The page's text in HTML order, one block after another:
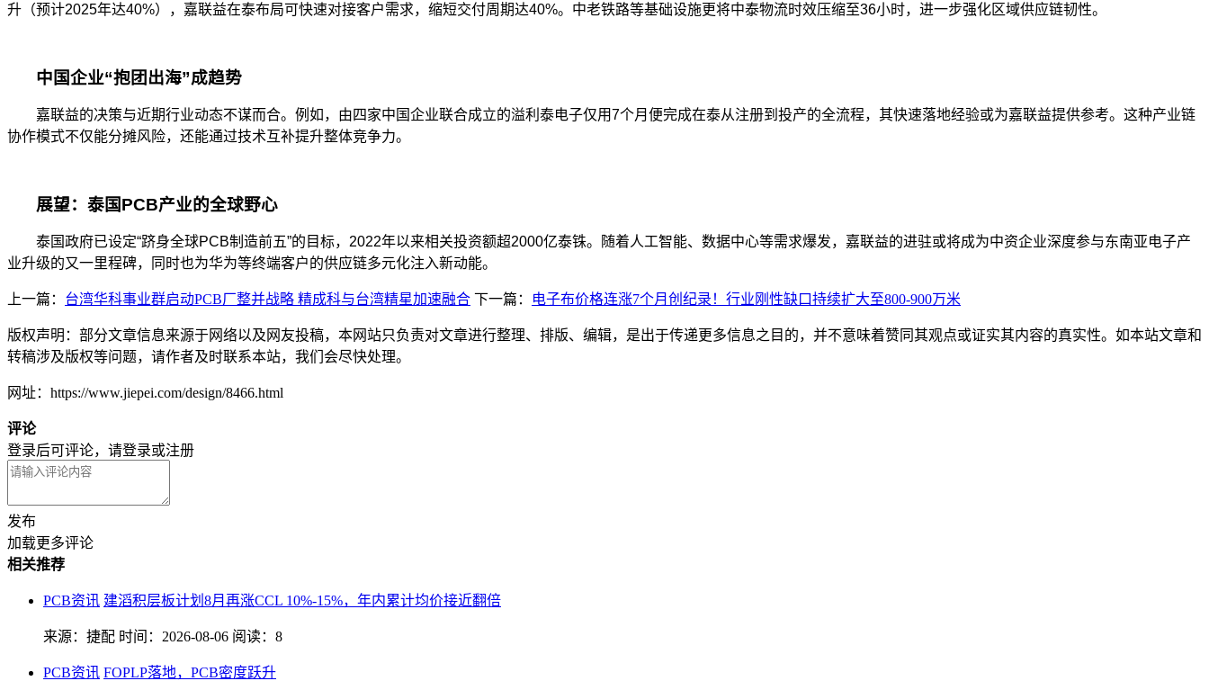
升（预计2025年达40%），嘉联益在泰布局可快速对接客户需求，缩短交付周期达40%。中老铁路等基础设施更将中泰物流时效压缩至36小时，进一步强化区域供应链韧性。
中国企业“抱团出海”成趋势
嘉联益的决策与近期行业动态不谋而合。例如，由四家中国企业联合成立的溢利泰电子仅用7个月便完成在泰从注册到投产的全流程，其快速落地经验或为嘉联益提供参考。这种产业链
协作模式不仅能分摊风险，还能通过技术互补提升整体竞争力。
展望：泰国PCB产业的全球野心
泰国政府已设定“跻身全球PCB制造前五”的目标，2022年以来相关投资额超2000亿泰铢。随着人工智能、数据中心等需求爆发，嘉联益的进驻或将成为中资企业深度参与东南亚电子产
业升级的又一里程碑，同时也为华为等终端客户的供应链多元化注入新动能。
上一篇： 台湾华科事业群启动PCB厂整并战略 精成科与台湾精星加速融合 下一篇： 电子布价格连涨7个月创纪录！行业刚性缺口持续扩大至800-900万米
版权声明：部分文章信息来源于网络以及网友投稿，本网站只负责对文章进行整理、排版、编辑，是出于传递更多信息之目的，并不意味着赞同其观点或证实其内容的真实性。如本站文章和
转稿涉及版权等问题，请作者及时联系本站，我们会尽快处理。
网址：https://www.jiepei.com/design/8466.html
评论
登录后可评论，请登录或注册
发布
加载更多评论
相关推荐
PCB资讯 建滔积层板计划8月再涨CCL 10%-15%，年内累计均价接近翻倍
来源：捷配 时间：2026-08-06 阅读：8
PCB资讯 FOPLP落地，PCB密度跃升